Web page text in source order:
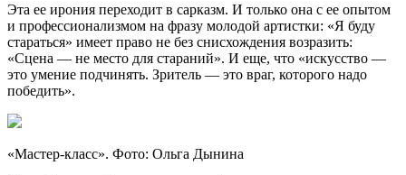
Эта ее ирония переходит в сарказм. И только она с ее опытом
и профессионализмом на фразу молодой артистки: «Я буду
стараться» имеет право не без снисхождения возразить:
«Сцена — не место для стараний». И еще, что «искусство —
это умение подчинять. Зритель — это враг, которого надо
победить».
«Мастер-класс». Фото: Ольга Дынина